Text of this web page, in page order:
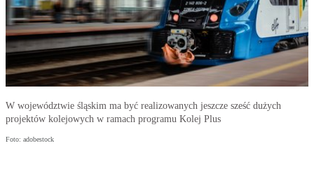
W województwie śląskim ma być realizowanych jeszcze sześć dużych
projektów kolejowych w ramach programu Kolej Plus
Foto: adobestock